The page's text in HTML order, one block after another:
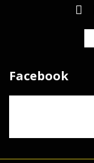
Facebook